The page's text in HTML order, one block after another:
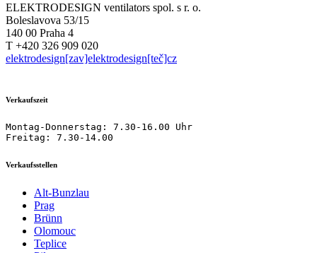
ELEKTRODESIGN ventilators spol. s r. o.
Boleslavova 53/15
140 00 Praha 4
T +420 326 909 020
elektrodesign[zav]elektrodesign[teč]cz
Verkaufszeit
Montag-Donnerstag: 7.30-16.00 Uhr
Freitag: 7.30-14.00
Verkaufsstellen
Alt-Bunzlau
Prag
Brünn
Olomouc
Teplice